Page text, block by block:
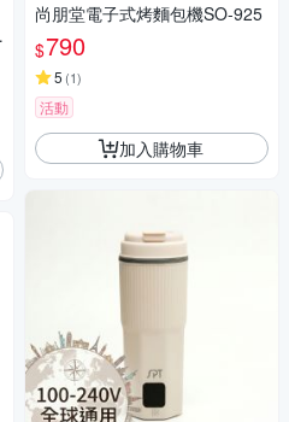
尚朋堂電子式烤麵包機SO-925
$790
5 (1)
活動
加入購物車